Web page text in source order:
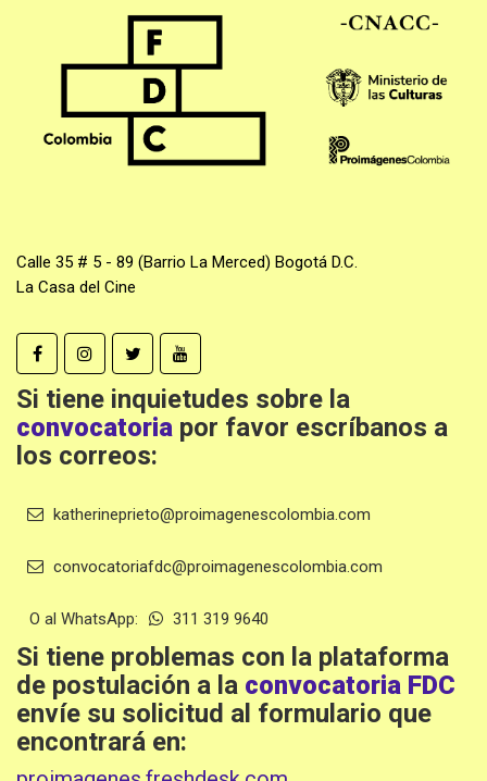
Calle 35 # 5 - 89 (Barrio La Merced) Bogotá D.C.
La Casa del Cine
Si tiene inquietudes sobre la
convocatoria por favor escríbanos a
los correos:
katherineprieto@proimagenescolombia.com
convocatoriafdc@proimagenescolombia.com
O al WhatsApp: 311 319 9640
Si tiene problemas con la plataforma
de postulación a la convocatoria FDC
envíe su solicitud al formulario que
encontrará en: